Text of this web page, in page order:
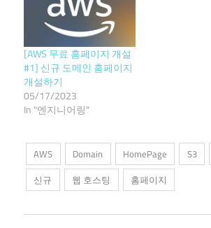
[AWS 무료 홈페이지 개설
#1] 신규 도메인 홈페이지
개설하기
05/17/2023
In "엔지니어링"
AWS Domain HomePage S3
신규
웹 호스팅 홈페이지